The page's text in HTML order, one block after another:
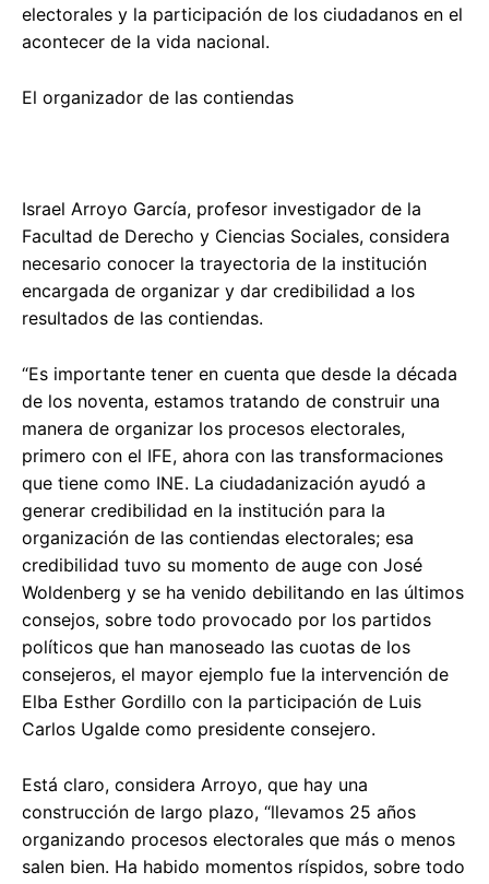
electorales y la participación de los ciudadanos en el
acontecer de la vida nacional.
El organizador de las contiendas
Israel Arroyo García, profesor investigador de la
Facultad de Derecho y Ciencias Sociales, considera
necesario conocer la trayectoria de la institución
encargada de organizar y dar credibilidad a los
resultados de las contiendas.
“Es importante tener en cuenta que desde la década
de los noventa, estamos tratando de construir una
manera de organizar los procesos electorales,
primero con el IFE, ahora con las transformaciones
que tiene como INE. La ciudadanización ayudó a
generar credibilidad en la institución para la
organización de las contiendas electorales; esa
credibilidad tuvo su momento de auge con José
Woldenberg y se ha venido debilitando en las últimos
consejos, sobre todo provocado por los partidos
políticos que han manoseado las cuotas de los
consejeros, el mayor ejemplo fue la intervención de
Elba Esther Gordillo con la participación de Luis
Carlos Ugalde como presidente consejero.
Está claro, considera Arroyo, que hay una
construcción de largo plazo, “llevamos 25 años
organizando procesos electorales que más o menos
salen bien. Ha habido momentos ríspidos, sobre todo